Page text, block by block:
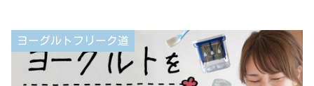
ヨーグルトフリーク道